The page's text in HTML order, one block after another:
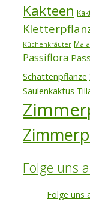
Kakteen
Küchenkräuter
Passiflora
Schattenpflanze
Säulenkaktus
Folge uns
Folge uns